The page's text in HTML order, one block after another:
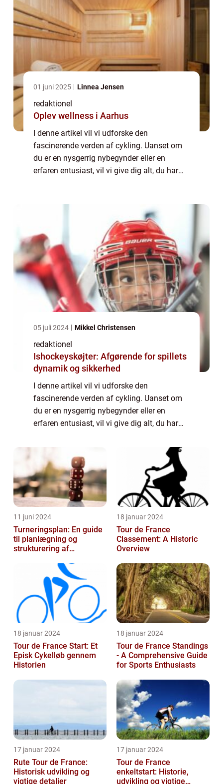
01 juni 2025 Linnea Jensen
redaktionel
Oplev wellness i Aarhus
I denne artikel vil vi udforske den
fascinerende verden af cykling. Uanset om
du er en nysgerrig nybegynder eller en
erfaren entusiast, vil vi give dig alt, du har
05 juli 2024 Mikkel Christensen
redaktionel
Ishockeyskøjter: Afgørende for spillets
dynamik og sikkerhed
I denne artikel vil vi udforske den
fascinerende verden af cykling. Uanset om
du er en nysgerrig nybegynder eller en
erfaren entusiast, vil vi give dig alt, du har
Fra dens historiske udvikling til de vigtigs...
11 juni 2024
Turneringsplan: En guide
til planlægning og
strukturering af
18 januar 2024
Tour de France
Classement: A Historic
Overview
18 januar 2024
Tour de France Start: Et
Episk Cykelløb gennem
Historien
18 januar 2024
Tour de France Standings
- A Comprehensive Guide
for Sports Enthusiasts
17 januar 2024
Rute Tour de France:
Historisk udvikling og
vigtige detaljer
17 januar 2024
Tour de France
enkeltstart: Historie,
udvikling og vigtige